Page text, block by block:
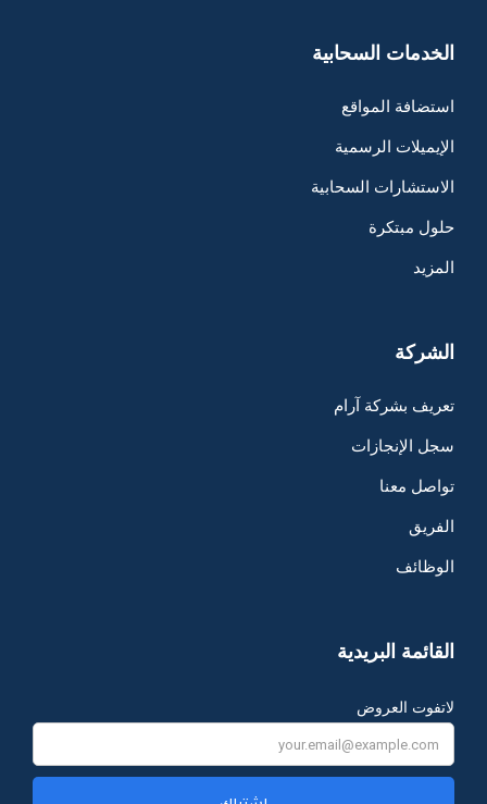
الخدمات السحابية
استضافة المواقع
الإيميلات الرسمية
الاستشارات السحابية
حلول مبتكرة
المزيد
الشركة
تعريف بشركة آرام
سجل الإنجازات
تواصل معنا
الفريق
الوظائف
القائمة البريدية
لاتفوت العروض